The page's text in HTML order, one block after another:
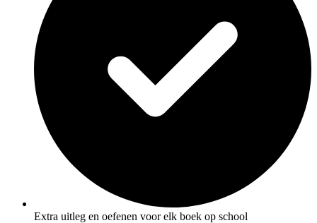
Extra uitleg en oefenen voor elk boek op school